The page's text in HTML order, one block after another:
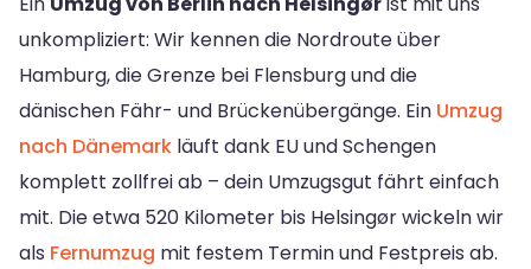
unkompliziert: Wir kennen die Nordroute über
Hamburg, die Grenze bei Flensburg und die
dänischen Fähr- und Brückenübergänge. Ein Umzug
nach Dänemark läuft dank EU und Schengen
komplett zollfrei ab – dein Umzugsgut fährt einfach
mit. Die etwa 520 Kilometer bis Helsingør wickeln wir
als Fernumzug mit festem Termin und Festpreis ab.